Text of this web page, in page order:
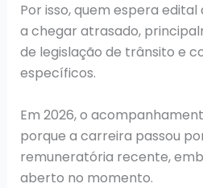
Por isso, quem espera
a chegar atrasado,
de legislação de trânsito e
específicos.
Em 2026, o
porque a carreira passou
remuneratória recente,
aberto no momento.